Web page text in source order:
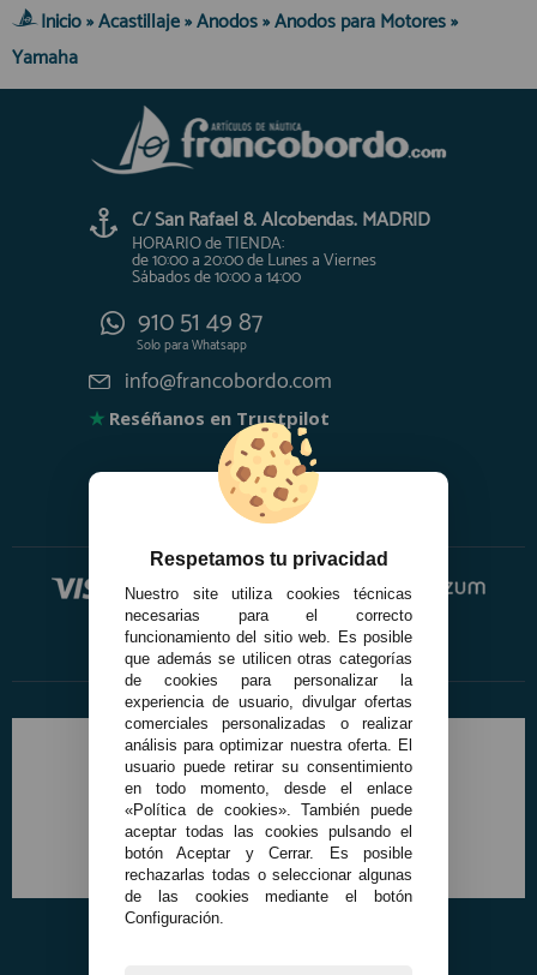
Inicio»Acastillaje»Anodos»Anodos para Motores»
Yamaha
C/ San Rafael 8. Alcobendas. MADRID
HORARIO de TIENDA:
de 10:00 a 20:00 de Lunes a Viernes
Sábados de 10:00 a 14:00
910 51 49 87
Solo paraWhatsapp
info@francobordo.com
★ Reséñanos en Trustpilot
Respetamos tu privacidad
Nuestro site utiliza cookies técnicas
necesarias para el correcto
funcionamiento del sitio web. Es posible
que además se utilicen otras categorías
de cookies para personalizar la
experiencia de usuario, divulgar ofertas
comerciales personalizadas o realizar
análisis para optimizar nuestra oferta. El
usuario puede retirar su consentimiento
en todo momento, desde el enlace
«Política de cookies». También puede
aceptar todas las cookies pulsando el
botón Aceptar y Cerrar. Es posible
rechazarlas todas o seleccionar algunas
de las cookies mediante el botón
Configuración.